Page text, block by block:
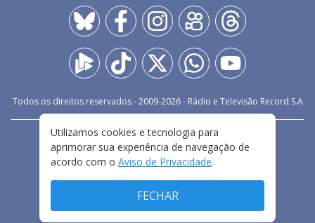
Todos os direitos reservados - 2009-2026- Rádio e Televisão Record S.A
FALE CONOSCO
PRIVACIDADE
TERMOS E CONDIÇÕES DE USO
Utilizamos cookies e tecnologia para
aprimorar sua experiência de navegação de
acordo com o Aviso de Privacidade.
FECHAR